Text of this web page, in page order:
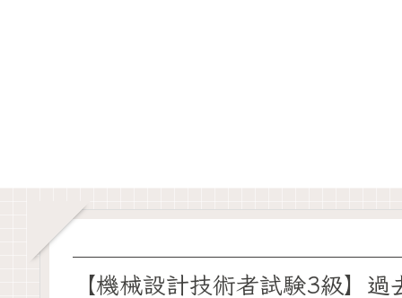
【機械設計技術者試験3級】